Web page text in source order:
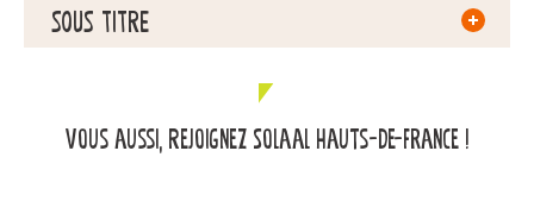
SOUS TITRE
Vous aussi, Rejoignez Solaal Hauts-de-France !